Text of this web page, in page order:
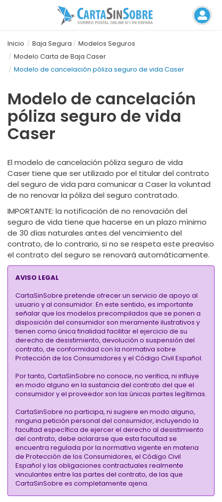
Inicio Baja Segura
Modelos Seguros
Modelo Carta de Baja Caser
Modelo de cancelación póliza seguro de vida Caser
Modelo de cancelación
póliza seguro de vida
Caser
El modelo de cancelación póliza seguro de vida
Caser tiene que ser utilizado por el titular del contrato
del seguro de vida para comunicar a Caser la voluntad
de no renovar la póliza del seguro contratado.
IMPORTANTE: la notificación de no renovación del
seguro de vida tiene que hacerse en un plazo mínimo
de 30 días naturales antes del vencimiento del
contrato, de lo contrario, si no se respeta este preaviso
el contrato del seguro se renovará automáticamente.
AVISO LEGAL
CartaSinSobre pretende ofrecer un servicio de apoyo al
usuario y al consumidor. En este sentido, es importante
señalar que los modelos precompilados que se ponen a
disposición del consumidor son meramente ilustrativos y
tienen como única finalidad facilitar el ejercicio de su
derecho de desistimiento, devolución o suspensión del
contrato, de conformidad con la normativa sobre
Protección de los Consumidores y el Código Civil Español.
Por tanto, CartaSinSobre no conoce, no verifica, ni influye
en modo alguno en la sustancia del contrato del que el
consumidor y el proveedor son las únicas partes legítimas.
CartaSinSobre no participa, ni sugiere en modo alguno,
ninguna petición personal del consumidor, incluyendo la
facultad específica de ejercer el derecho al desistimiento
del contrato, debe aclararse que esta facultad se
encuentra regulada por la normativa vigente en materia
de Protección de los Consumidores, el Código Civil
Español y las obligaciones contractuales realmente
vinculantes entre las partes del contrato, de las que
CartaSinSobre es completamente ajena.